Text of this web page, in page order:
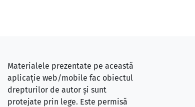
Materialele prezentate pe această
aplicație web/mobile fac obiectul
drepturilor de autor și sunt
protejate prin lege. Este permisă